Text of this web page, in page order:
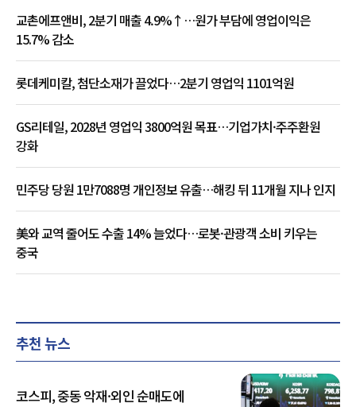
교촌에프앤비, 2분기 매출 4.9%↑…원가 부담에 영업이익은
15.7% 감소
롯데케미칼, 첨단소재가 끌었다…2분기 영업익 1101억원
GS리테일, 2028년 영업익 3800억원 목표…기업가치·주주환원
강화
민주당 당원 1만7088명 개인정보 유출…해킹 뒤 11개월 지나 인지
美와 교역 줄어도 수출 14% 늘었다…로봇·관광객 소비 키우는
중국
추천 뉴스
코스피, 중동 악재·외인 순매도에